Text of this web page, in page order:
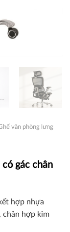
văn phòng lưng
gác chân
hợp nhựa
chân hợp kim